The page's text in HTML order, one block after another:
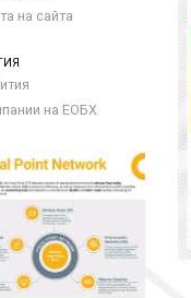
на сайта
на ЕОБХ